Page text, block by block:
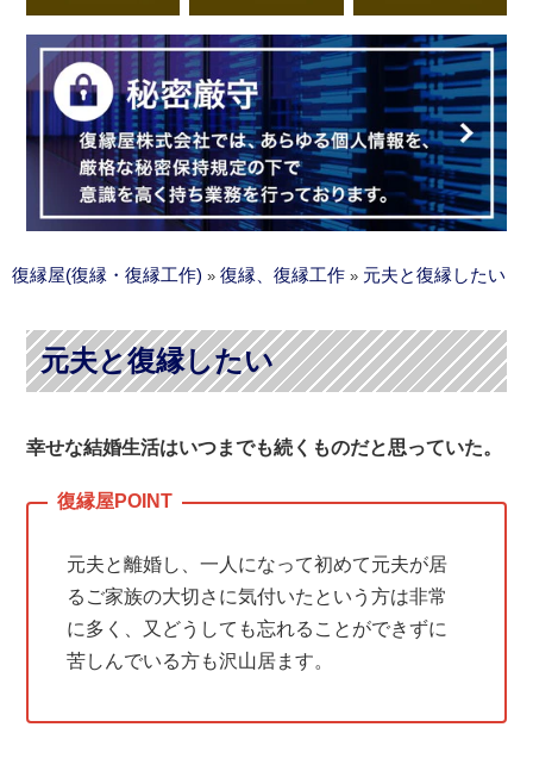
復縁屋(復縁・復縁工作) » 復縁、復縁工作 » 元夫と復縁したい
元夫と復縁したい
幸せな結婚生活はいつまでも続くものだと思っていた。
元夫と離婚し、一人になって初めて元夫が居
るご家族の大切さに気付いたという方は非常
に多く、又どうしても忘れることができずに
苦しんでいる方も沢山居ます。